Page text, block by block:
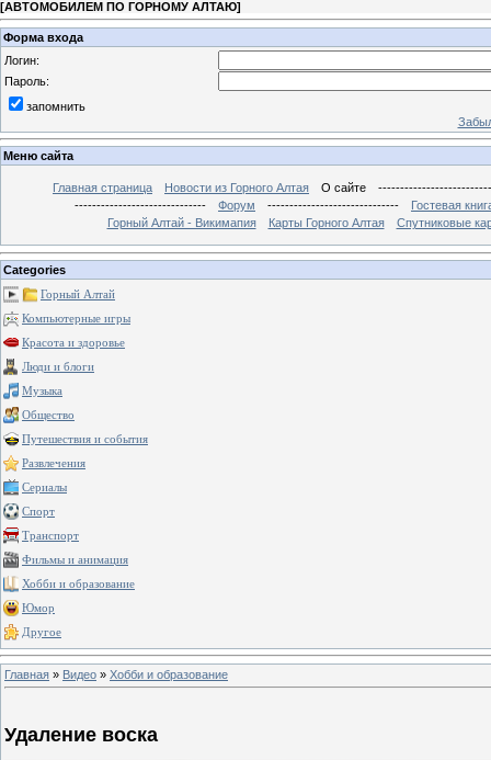
[АВТОМОБИЛЕМ ПО ГОРНОМУ АЛТАЮ]
Форма входа
Логин:
Пароль:
запомнить
Меню сайта
Главная страница Новости из Горного Алтая О сайте
------------------------------
Форум ------------------------------
Гостевая
Горный Алтай - Викимапия
Карты Горного Алтая Спутниковые
Categories
Горный Алтай
Компьютерные игры
Красота и здоровье
Люди и блоги
Музыка
Общество
Путешествия и события
Развлечения
Сериалы
Спорт
Транспорт
Фильмы и анимация
Хобби и образование
Юмор
Другое
Главная » Видео » Хобби и образование
Удаление воска